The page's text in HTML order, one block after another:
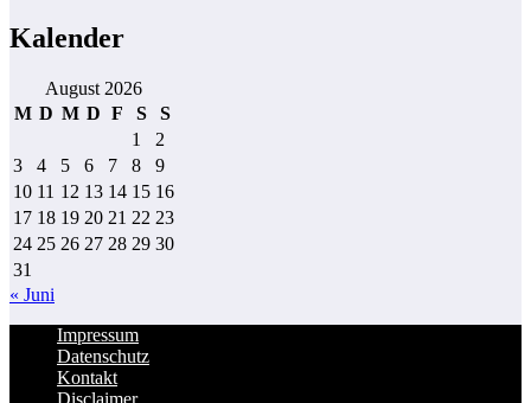
Kalender
August 2026
M D M D F S
S
1
2
3
4 5 6 7 8
9
10 11 12 13 14 15 16
17 18 19 20 21 22 23
24 25 26 27 28 29 30
31
« Juni
Impressum
Datenschutz
Kontakt
Disclaimer